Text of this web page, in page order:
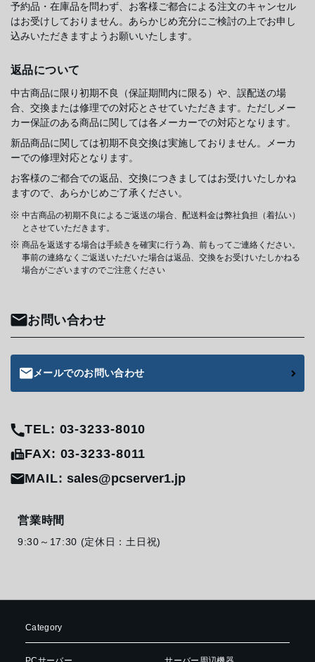
予約品・在庫品を問わず、お客様ご都合による注文のキャンセル
はお受けしておりません。あらかじめ充分にご検討の上でお申し
込みいただきますようお願いいたします。
返品について
中古商品に限り初期不良（保証期間内に限る）や、誤配送の場
合、交換または修理での対応とさせていただきます。ただしメー
カー保証のある商品に関しては各メーカーでの対応となります。
新品商品に関しては初期不良交換は実施しておりません。メーカ
ーでの修理対応となります。
お客様のご都合での返品、交換につきましてはお受けいたしかね
ますので、あらかじめご了承ください。
中古商品の初期不良によるご返送の場合、配送料金は弊社負担（着払い）
とさせていただきます。
商品を返送する場合は手続きを確実に行う為、前もってご連絡ください。
事前の連絡なくご返送いただいた場合は返品、交換をお受けいたしかねる
場合がございますのでご注意ください
お問い合わせ
メールでのお問い合わせ
TEL: 03-3233-8010
FAX: 03-3233-8011
MAIL:sales@pcserver1.jp
営業時間
9:30～17:30 (定休日：土日祝)
Category